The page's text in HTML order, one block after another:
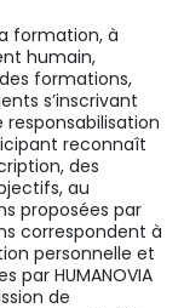
formation, à
humain,
formations,
s’inscrivant
responsabilisation
reconnaît
des
au
proposées par
correspondent à
personnelle et
par HUMANOVIA
de